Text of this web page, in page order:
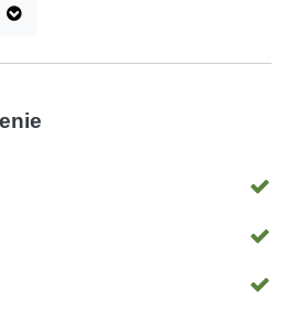
wejściem. Jeśli wolisz nie
– o 28 km. Najbliższe lotnisko
8 km od apartamentu